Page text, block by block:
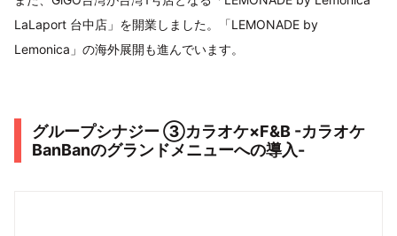
LaLaport 台中店」を開業しました。「LEMONADE by
Lemonica」の海外展開も進んでいます。
グループシナジー ③カラオケ×F&B -カラオケ
BanBanのグランドメニューへの導入-